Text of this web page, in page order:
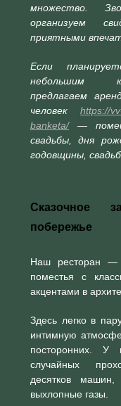
множество.
организуем
приятными
Если
небольшим
предлагаем
человек https://
banketa/—
свадьбы, дня
годовщины,
Сказочное
побережье
Наш ресторан —
поместья с
акцентами в
Здесь легко в
интимную
посторонних. У
случайных
десятков
выхлопные газы.